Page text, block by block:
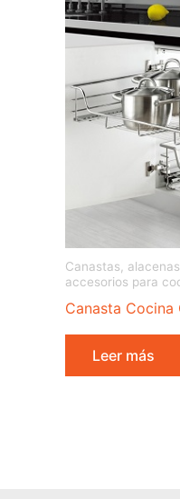
Canastas,
accesorios para
Canasta Cocina
Leer más